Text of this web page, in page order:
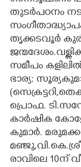
തുടർപഠനം
തൃക്കടവൂർ
സമീപം
ഭാര്യ:
പ്രൊഫ.
കാർഷിക
കുമാർ.
രാവിലെ 10ന്